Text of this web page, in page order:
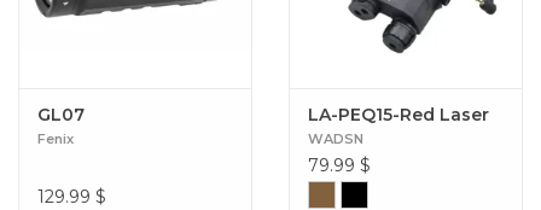
GL07
Fenix
129.99 $
LA-PEQ15-Red Laser
WADSN
79.99 $